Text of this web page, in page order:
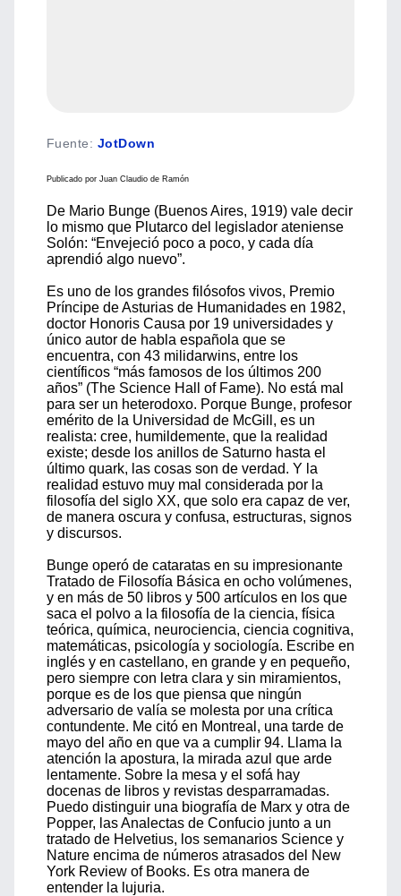
Fuente: JotDown
Publicado por Juan Claudio de Ramón
De Mario Bunge (Buenos Aires, 1919) vale decir
lo mismo que Plutarco del legislador ateniense
Solón: “Envejeció poco a poco, y cada día
aprendió algo nuevo”.
Es uno de los grandes filósofos vivos, Premio
Príncipe de Asturias de Humanidades en 1982,
doctor Honoris Causa por 19 universidades y
único autor de habla española que se
encuentra, con 43 milidarwins, entre los
científicos “más famosos de los últimos 200
años” (The Science Hall of Fame). No está mal
para ser un heterodoxo. Porque Bunge, profesor
emérito de la Universidad de McGill, es un
realista: cree, humildemente, que la realidad
existe; desde los anillos de Saturno hasta el
último quark, las cosas son de verdad. Y la
realidad estuvo muy mal considerada por la
filosofía del siglo XX, que solo era capaz de ver,
de manera oscura y confusa, estructuras, signos
y discursos.
Bunge operó de cataratas en su impresionante
Tratado de Filosofía Básica en ocho volúmenes,
y en más de 50 libros y 500 artículos en los que
saca el polvo a la filosofía de la ciencia, física
teórica, química, neurociencia, ciencia cognitiva,
matemáticas, psicología y sociología. Escribe en
inglés y en castellano, en grande y en pequeño,
pero siempre con letra clara y sin miramientos,
porque es de los que piensa que ningún
adversario de valía se molesta por una crítica
contundente. Me citó en Montreal, una tarde de
mayo del año en que va a cumplir 94. Llama la
atención la apostura, la mirada azul que arde
lentamente. Sobre la mesa y el sofá hay
docenas de libros y revistas desparramadas.
Puedo distinguir una biografía de Marx y otra de
Popper, las Analectas de Confucio junto a un
tratado de Helvetius, los semanarios Science y
Nature encima de números atrasados del New
York Review of Books. Es otra manera de
entender la lujuria.